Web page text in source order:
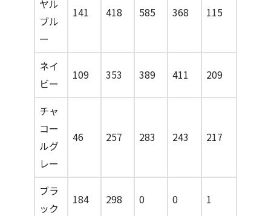
ヤル
ブル
ー
141 418 585 368 115
ネイ
ビー
109 353 389 411 209
チャ
コー
ルグ
レー
46 257 283 243 217
ブラ
ック
184 298 0 0 1